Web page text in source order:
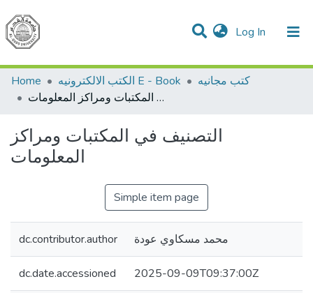
Log In (current)
Communities & Collections
All of DSpace
Home
الكتب الالكترونيه E - Book
كتب مجانيه
التصنيف في المكتبات ومراكز المعلومات
التصنيف في المكتبات ومراكز
المعلومات
Simple item page
dc.contributor.author محمد مسكاوي عودة
dc.date.accessioned 2025-09-09T09:37:00Z